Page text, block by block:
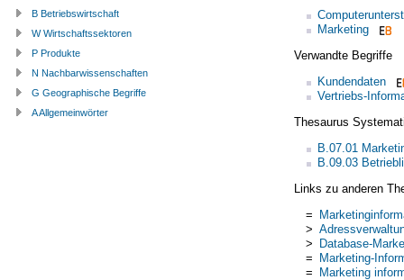
Marketing
Verwandte Begriffe
Kundendaten
Vertriebs-
Thesaurus
B.07.01
B.09.03
Links zu anderen
=
>
> Database-
= Marketing-
= Marketing
B Betriebswirtschaft
W Wirtschaftssektoren
P Produkte
N Nachbarwissenschaften
G Geographische Begriffe
A Allgemeinwörter